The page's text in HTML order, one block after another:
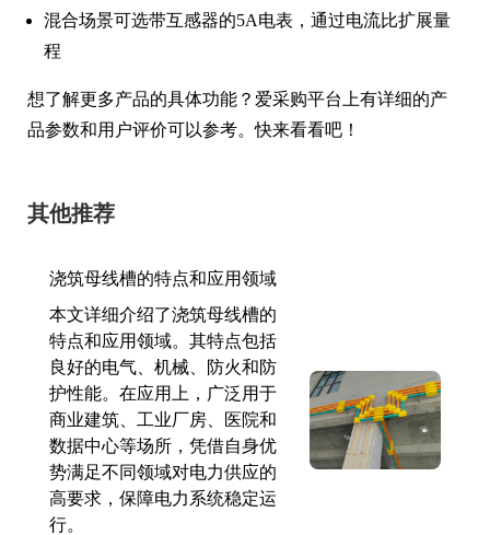
混合场景可选带互感器的5A电表，通过电流比扩展量
程
想了解更多产品的具体功能？爱采购平台上有详细的产
品参数和用户评价可以参考。快来看看吧！
其他推荐
浇筑母线槽的特点和应用领域
本文详细介绍了浇筑母线槽的
特点和应用领域。其特点包括
良好的电气、机械、防火和防
护性能。在应用上，广泛用于
商业建筑、工业厂房、医院和
数据中心等场所，凭借自身优
势满足不同领域对电力供应的
高要求，保障电力系统稳定运
行。